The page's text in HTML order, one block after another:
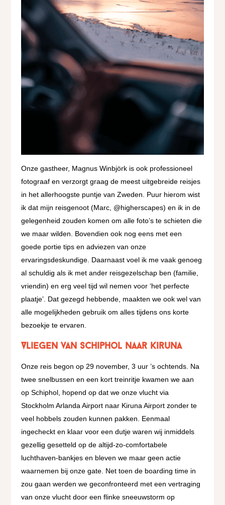
Onze gastheer, Magnus Winbjörk is ook professioneel
fotograaf en verzorgt graag de meest uitgebreide reisjes
in het allerhoogste puntje van Zweden. Puur hierom wist
ik dat mijn reisgenoot (Marc, @higherscapes) en ik in de
gelegenheid zouden komen om alle foto’s te schieten die
we maar wilden. Bovendien ook nog eens met een
goede portie tips en adviezen van onze
ervaringsdeskundige. Daarnaast voel ik me vaak genoeg
al schuldig als ik met ander reisgezelschap ben (familie,
vriendin) en erg veel tijd wil nemen voor ‘het perfecte
plaatje’. Dat gezegd hebbende, maakten we ook wel van
alle mogelijkheden gebruik om alles tijdens ons korte
bezoekje te ervaren.
Vliegen van Schiphol naar Kiruna
Onze reis begon op 29 november, 3 uur ’s ochtends. Na
twee snelbussen en een kort treinritje kwamen we aan
op Schiphol, hopend op dat we onze vlucht via
Stockholm Arlanda Airport naar Kiruna Airport zonder te
veel hobbels zouden kunnen pakken. Eenmaal
ingecheckt en klaar voor een dutje waren wij inmiddels
gezellig gesetteld op de altijd-zo-comfortabele
luchthaven-bankjes en bleven we maar geen actie
waarnemen bij onze gate. Net toen de boarding time in
zou gaan werden we geconfronteerd met een vertraging
van onze vlucht door een flinke sneeuwstorm op